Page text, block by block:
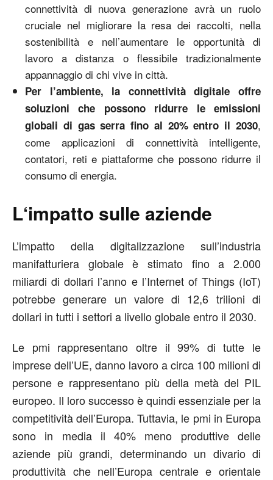
connettività di nuova generazione avrà un ruolo
cruciale nel migliorare la resa dei raccolti, nella
sostenibilità e nell’aumentare le opportunità di
lavoro a distanza o flessibile tradizionalmente
appannaggio di chi vive in città.
Per l’ambiente, la connettività digitale offre
soluzioni che possono ridurre le emissioni
globali di gas serra fino al 20% entro il 2030,
come applicazioni di connettività intelligente,
contatori, reti e piattaforme che possono ridurre il
consumo di energia.
L‘impatto sulle aziende
L’impatto della digitalizzazione sull’industria
manifatturiera globale è stimato fino a 2.000
miliardi di dollari l’anno e l’Internet of Things (IoT)
potrebbe generare un valore di 12,6 trilioni di
dollari in tutti i settori a livello globale entro il 2030.
Le pmi rappresentano oltre il 99% di tutte le
imprese dell’UE, danno lavoro a circa 100 milioni di
persone e rappresentano più della metà del PIL
europeo. Il loro successo è quindi essenziale per la
competitività dell’Europa. Tuttavia, le pmi in Europa
sono in media il 40% meno produttive delle
aziende più grandi, determinando un divario di
produttività che nell’Europa centrale e orientale